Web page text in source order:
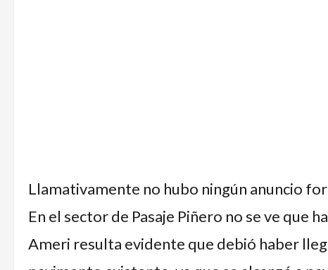
Llamativamente no hubo ningún anuncio
En el sector de Pasaje Piñero no se ve que
Ameri resulta evidente que debió haber